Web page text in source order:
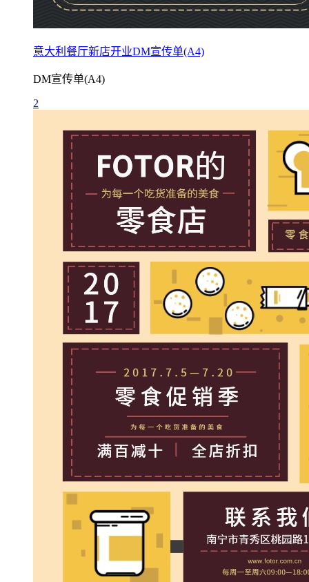
意大利餐厅新店开业DM宣传单(A4)
DM宣传单(A4)
2